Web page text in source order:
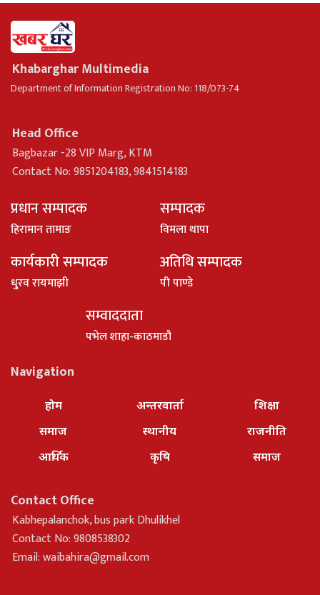
Khabarghar Multimedia
Department of Information Registration No: 118/073-74
Head Office
Bagbazar -28 VIP Marg, KTM
Contact No: 9851204183, 9841514183
प्रधान सम्पादक
हिरामान तामाङ
सम्पादक
विमला थापा
कार्यकारी सम्पादक
धु्रव रायमाझी
अतिथि सम्पादक
पी पाण्डे
सम्वाददाता
पभेल शाहा-काठमाडौ
Navigation
होम
समाज
आर्थिक
अन्तरवार्ता
स्थानीय
कृषि
शिक्षा
राजनीति
समाज
Contact Office
Kabhepalanchok, bus park Dhulikhel
Contact No: 9808538302
Email:waibahira@gmail.com